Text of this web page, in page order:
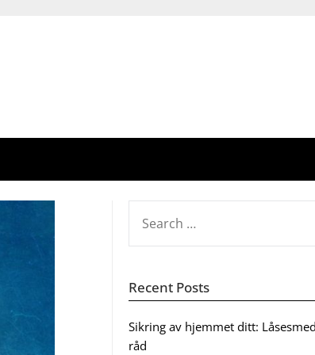
FOR:
Recent Posts
Sikring av hjemmet ditt:
råd